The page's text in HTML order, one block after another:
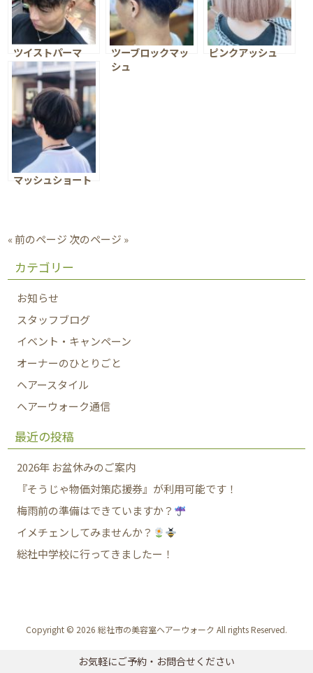
ツイストパーマ
ツーブロックマッ
シュ
ピンクアッシュ
マッシュショート
« 前のページ 次のページ »
カテゴリー
お知らせ
スタッフブログ
イベント・キャンペーン
オーナーのひとりごと
ヘアースタイル
ヘアーウォーク通信
最近の投稿
2026年 お盆休みのご案内
『そうじゃ物価対策応援券』が利用可能です！
梅雨前の準備はできていますか？
イメチェンしてみませんか？
総社中学校に行ってきましたー！
Copyright © 2026 総社市の美容室ヘアーウォーク All rights Reserved.
お気軽にご予約・お問合せください